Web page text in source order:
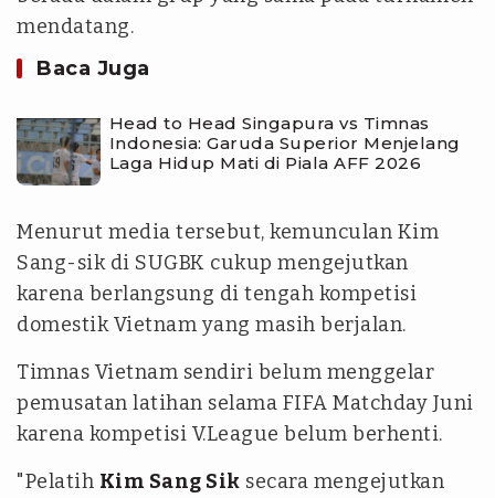
mendatang.
Baca Juga
Head to Head Singapura vs Timnas
Indonesia: Garuda Superior Menjelang
Laga Hidup Mati di Piala AFF 2026
Menurut media tersebut, kemunculan Kim
Sang-sik di SUGBK cukup mengejutkan
karena berlangsung di tengah kompetisi
domestik Vietnam yang masih berjalan.
Timnas Vietnam sendiri belum menggelar
pemusatan latihan selama FIFA Matchday Juni
karena kompetisi V.League belum berhenti.
"Pelatih Kim Sang Sik secara mengejutkan